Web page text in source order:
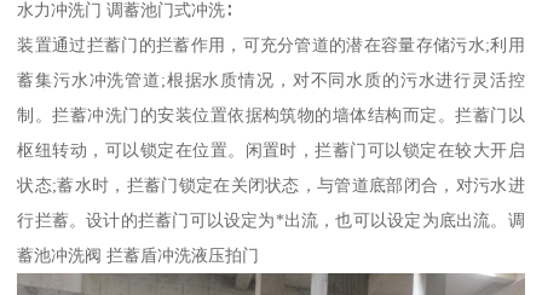
水力冲洗门 调蓄池门式冲洗∶
装置通过拦蓄门的拦蓄作用，可充分管道的潜在容量存储污水;利用
蓄集污水冲洗管道;根据水质情况，对不同水质的污水进行灵活控
制。拦蓄冲洗门的安装位置依据构筑物的墙体结构而定。拦蓄门以
枢纽转动，可以锁定在位置。闲置时，拦蓄门可以锁定在较大开启
状态;蓄水时，拦蓄门锁定在关闭状态，与管道底部闭合，对污水进
行拦蓄。设计的拦蓄门可以设定为*出流，也可以设定为底出流。调
蓄池冲洗阀 拦蓄盾冲洗液压拍门